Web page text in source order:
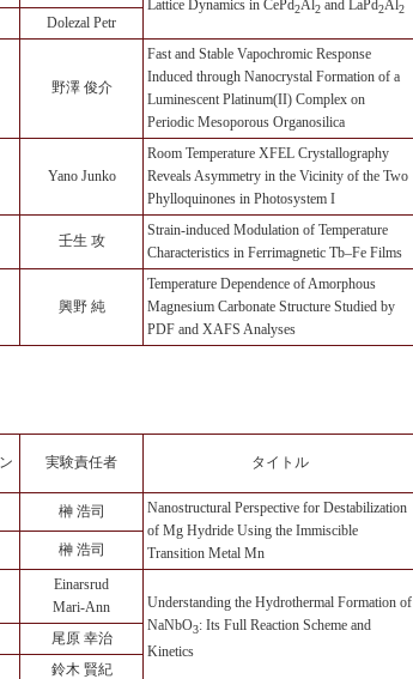
Lattice Dynamics in CePd2Al2 and LaPd2Al2
Dolezal Petr
野澤 俊介
Fast and Stable Vapochromic Response
Induced through Nanocrystal Formation of a
Luminescent Platinum(II) Complex on
Periodic Mesoporous Organosilica
Yano Junko
Room Temperature XFEL Crystallography
Reveals Asymmetry in the Vicinity of the Two
Phylloquinones in Photosystem I
壬生 攻
Strain-induced Modulation of Temperature
Characteristics in Ferrimagnetic Tb–Fe Films
興野 純
Temperature Dependence of Amorphous
Magnesium Carbonate Structure Studied by
PDF and XAFS Analyses
実験責任者 タイトル
榊 浩司
Nanostructural Perspective for Destabilization
of Mg Hydride Using the Immiscible
Transition Metal Mn
榊 浩司
Einarsrud
Mari-Ann
Understanding the Hydrothermal Formation of
NaNbO3: Its Full Reaction Scheme and
Kinetics
尾原 幸治
鈴木 賢紀